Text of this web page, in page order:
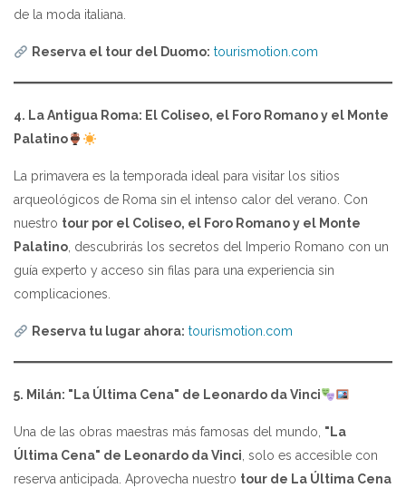
de la moda italiana.
Reserva el tour del Duomo: tourismotion.com
4. La Antigua Roma: El Coliseo, el Foro Romano y el Monte
Palatino
La primavera es la temporada ideal para visitar los sitios
arqueológicos de Roma sin el intenso calor del verano. Con
nuestro tour por el Coliseo, el Foro Romano y el Monte
Palatino , descubrirás los secretos del Imperio Romano con un
guía experto y acceso sin filas para una experiencia sin
complicaciones.
Reserva tu lugar ahora: tourismotion.com
5. Milán: "La Última Cena" de Leonardo da Vinci
Una de las obras maestras más famosas del mundo, "La
Última Cena" de Leonardo da Vinci , solo es accesible con
reserva anticipada. Aprovecha nuestro tour de La Última Cena